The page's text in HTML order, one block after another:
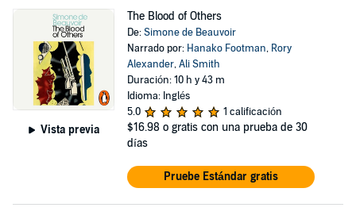
Vista previa
The Blood of Others
De:Simone de Beauvoir
Narrado por: Hanako Footman, Rory
Alexander,Ali Smith
Duración: 10 h y 43 m
Idioma: Inglés
5.0
1 calificación
$16.98 o gratis con una prueba de 30
días
Pruebe Estándar gratis